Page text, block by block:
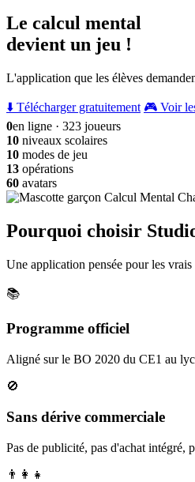
Le calcul mental
devient un jeu !
L'application que les élèves
⬇️ Télécharger gratuitement 🎮 Voir
0en ligne · 323 joueurs
10 niveaux scolaires
10 modes de jeu
13 opérations
60 avatars
Pourquoi choisir
Une application pensée pour les vrais
📚
Programme officiel
Aligné sur le BO 2020 du CE1 au
🚫
Sans dérive commerciale
Pas de publicité, pas d'achat intégré,
👨‍👩‍👧